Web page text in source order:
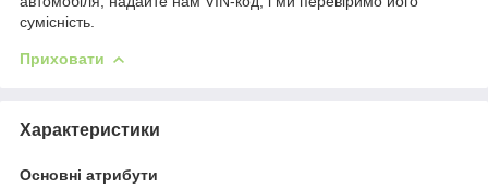
сумісність.
Приховати
Характеристики
Основні атрибути